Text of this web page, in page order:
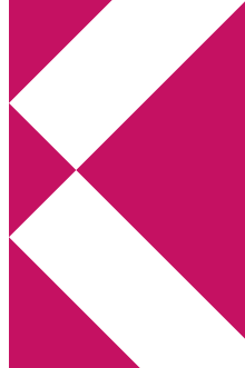
Annikas litteratur- och kulturblogg
Deckare, kriminalromaner, thrillers
Hem
Boktolva
Författarfemman
Kontakt